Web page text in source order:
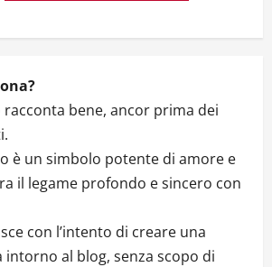
bene, ancor prima dei
è un simbolo potente di amore e
il legame profondo e sincero con
con l’intento di creare una
intorno al blog, senza scopo di